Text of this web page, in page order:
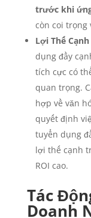
trước khi
còn coi trọng
Lợi Thế
dụng đầy
tích cực có
quan trọng.
hợp về văn
quyết định
tuyển dụng
lợi thế cạnh
ROI cao.
Tác
Doanh